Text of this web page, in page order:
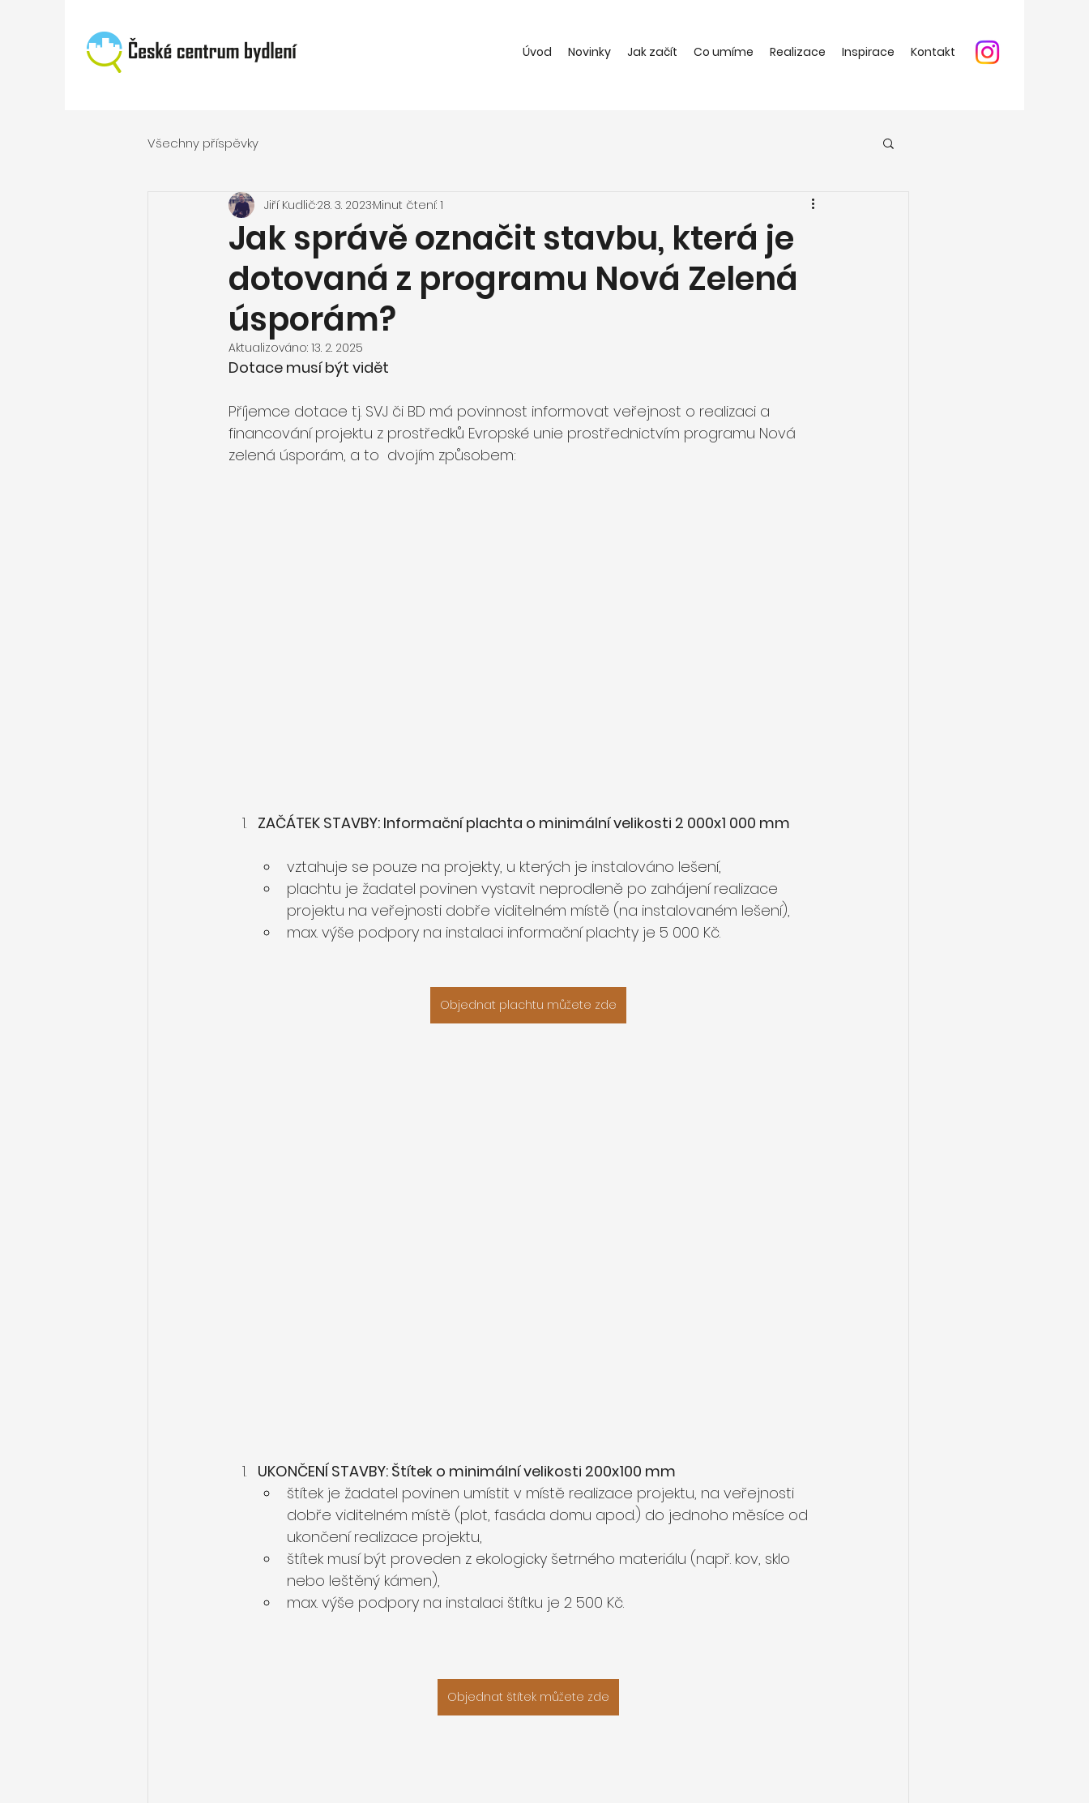
Úvod Novinky Jak začít Co umíme Realizace Inspirace Kontakt
Všechny příspěvky
Jak správě označit stavbu, která je
dotovaná z programu Nová Zelená
úsporám?
Jiří Kudlič28. 3. 2023Minut čtení: 1
Aktualizováno: 13. 2. 2025
Dotace musí být vidět
Příjemce dotace tj. SVJ či BD má povinnost informovat veřejnost o realizaci a
financování projektu z prostředků Evropské unie prostřednictvím programu Nová
zelená úsporám, a to  dvojím způsobem:
ZAČÁTEK STAVBY: Informační plachta o minimální velikosti 2 000x1 000 mm
vztahuje se pouze na projekty, u kterých je instalováno lešení,
plachtu je žadatel povinen vystavit neprodleně po zahájení realizace
projektu na veřejnosti dobře viditelném místě (na instalovaném lešení),
max. výše podpory na instalaci informační plachty je 5 000 Kč.
Objednat plachtu můžete zde
UKONČENÍ STAVBY: Štítek o minimální velikosti 200x100 mm
štítek je žadatel povinen umístit v místě realizace projektu, na veřejnosti
dobře viditelném místě (plot, fasáda domu apod.) do jednoho měsíce od
ukončení realizace projektu,
štítek musí být proveden z ekologicky šetrného materiálu (např. kov, sklo
nebo leštěný kámen),
max. výše podpory na instalaci štítku je 2 500 Kč.
Objednat štítek můžete zde